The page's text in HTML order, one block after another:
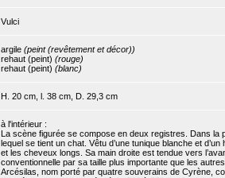
Vulci
argile (peint (revêtement et décor))
rehaut (peint) (rouge)
rehaut (peint) (blanc)
H. 20 cm, l. 38 cm, D. 29,3 cm
à l'intérieur :
La scène figurée se compose en deux registres. Dans
lequel se tient un chat. Vêtu d’une tunique blanche et
et les cheveux longs. Sa main droite est tendue vers
conventionnelle par sa taille plus importante que les
Arcésilas, nom porté par quatre souverains de Cyrène,